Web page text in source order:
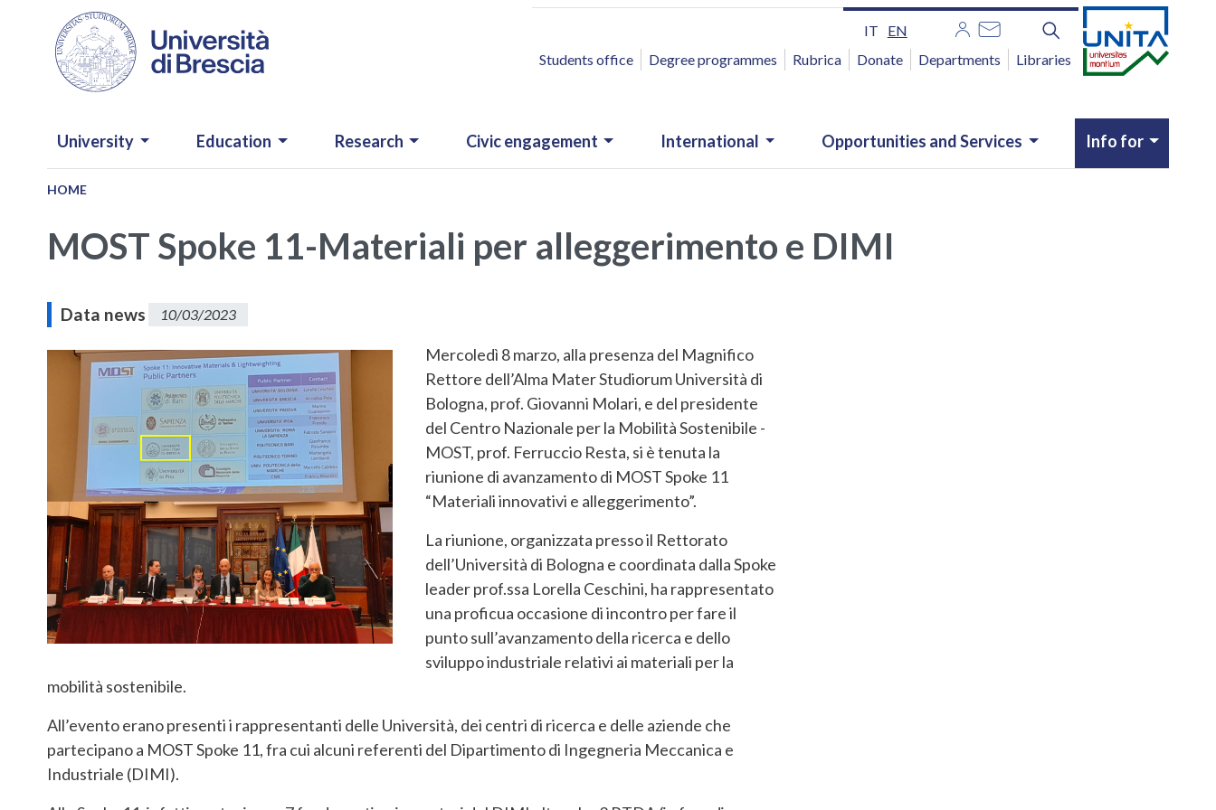
Skip to main content
IT EN
ACCESSO RAPIDO
Students office Degree programmes Rubrica Donate Departments Libraries
NAVIGAZIONE PRINCIPALE
University Education Research Civic engagement International Opportunities and Services Info for
HOME
MOST Spoke 11-Materiali per alleggerimento e DIMI
Data news 10/03/2023
Mercoledì 8 marzo, alla presenza del Magnifico
Rettore dell’Alma Mater Studiorum Università di
Bologna, prof. Giovanni Molari, e del presidente
del Centro Nazionale per la Mobilità Sostenibile -
MOST, prof. Ferruccio Resta, si è tenuta la
riunione di avanzamento di MOST Spoke 11
“Materiali innovativi e alleggerimento”.
La riunione, organizzata presso il Rettorato
dell’Università di Bologna e coordinata dalla Spoke
leader prof.ssa Lorella Ceschini, ha rappresentato
una proficua occasione di incontro per fare il
punto sull’avanzamento della ricerca e dello
sviluppo industriale relativi ai materiali per la
mobilità sostenibile.
All’evento erano presenti i rappresentanti delle Università, dei centri di ricerca e delle aziende che
partecipano a MOST Spoke 11, fra cui alcuni referenti del Dipartimento di Ingegneria Meccanica e
Industriale (DIMI).